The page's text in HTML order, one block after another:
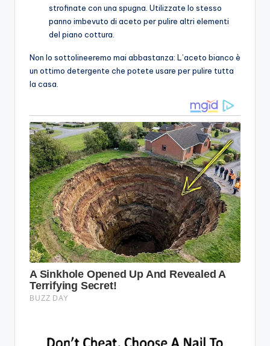
strofinate con una spugna. Utilizzate lo stesso
panno imbevuto di aceto per pulire altri elementi
del piano cottura.
Non lo sottolineeremo mai abbastanza: L’aceto bianco è
un ottimo detergente che potete usare per pulire tutta
la casa.